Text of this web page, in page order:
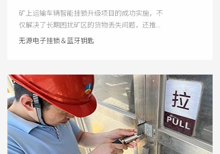
矿上运输车辆智能挂锁升级项目的成功实施，不
仅解决了长期困扰矿区的货物丢失问题，还推...
无源电子挂锁＆蓝牙钥匙